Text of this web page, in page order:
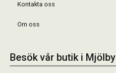
Kontakta oss
Om oss
Besök vår butik i Mjölby